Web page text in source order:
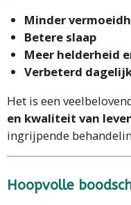
Minder
Betere slaap
Meer helderheid
Verbeterd
Het is een
en kwaliteit van
ingrijpende
Hoopvolle